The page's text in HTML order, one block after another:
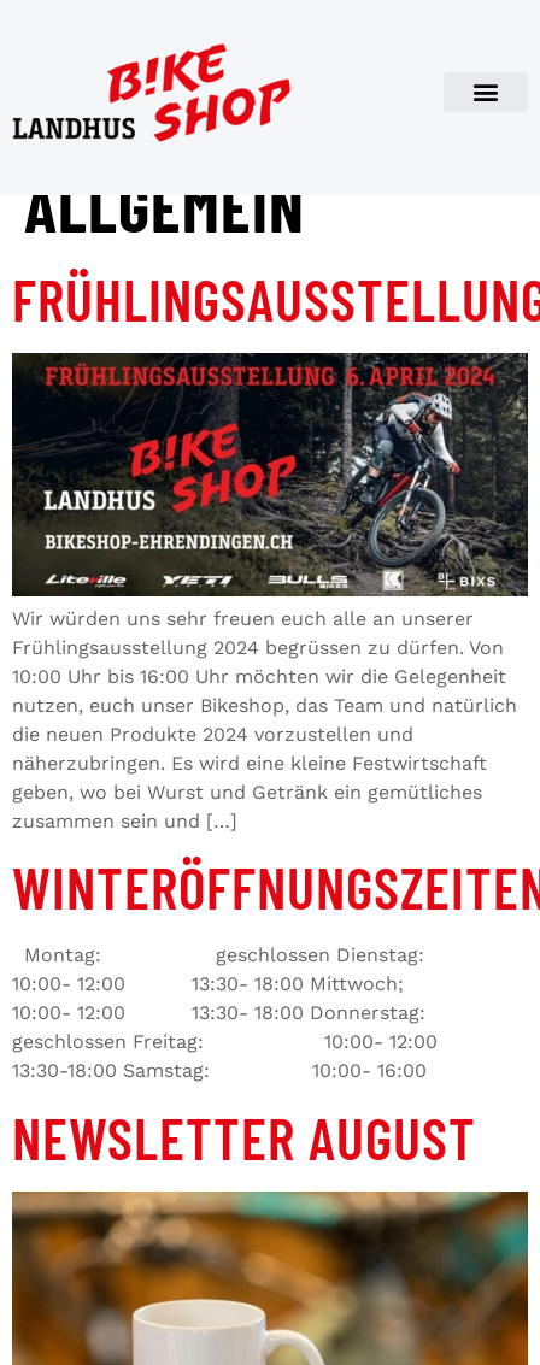
KATEGORIE:
ALLGEMEIN
Wir würden uns sehr freuen euch alle an unserer
Frühlingsausstellung 2024 begrüssen zu dürfen. Von
10:00 Uhr bis 16:00 Uhr möchten wir die Gelegenheit
nutzen, euch unser Bikeshop, das Team und natürlich
die neuen Produkte 2024 vorzustellen und
näherzubringen. Es wird eine kleine Festwirtschaft
geben, wo bei Wurst und Getränk ein gemütliches
zusammen sein und […]
Montag: geschlossen Dienstag:
10:00- 12:00 13:30- 18:00 Mittwoch;
10:00- 12:00 13:30- 18:00 Donnerstag:
geschlossen Freitag: 10:00- 12:00
13:30-18:00 Samstag: 10:00- 16:00
NEWSLETTER AUGUST